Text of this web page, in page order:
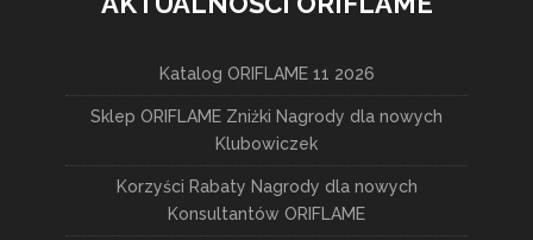
Katalog ORIFLAME 11 2026
Sklep ORIFLAME Zniżki Nagrody dla nowych
Klubowiczek
Korzyści Rabaty Nagrody dla nowych
Konsultantów ORIFLAME